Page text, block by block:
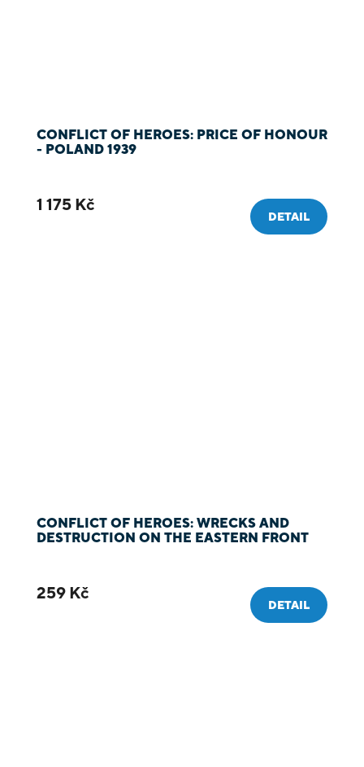
CONFLICT OF HEROES: PRICE OF HONOUR
- POLAND 1939
1 175 Kč
DETAIL
CONFLICT OF HEROES: WRECKS AND
DESTRUCTION ON THE EASTERN FRONT
259 Kč
DETAIL